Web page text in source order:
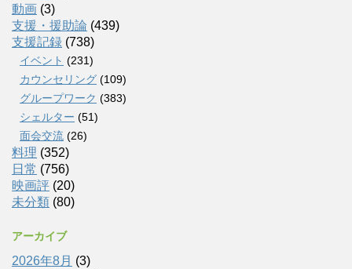
動画 (3)
支援・援助論 (439)
支援記録 (738)
イベント (231)
カウンセリング (109)
グループワーク (383)
シェルター (51)
面会交流 (26)
料理 (352)
日常 (756)
映画評 (20)
未分類 (80)
アーカイブ
2026年8月 (3)